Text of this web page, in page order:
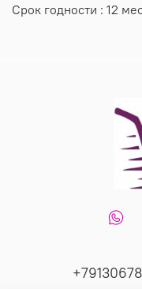
Срок годности : 12